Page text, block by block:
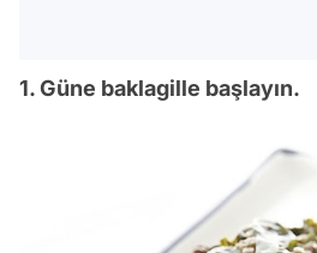
1. Güne baklagille başlayın.